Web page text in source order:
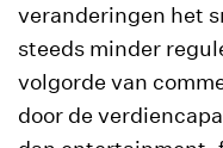
veranderingen het
steeds minder
volgorde van
door de